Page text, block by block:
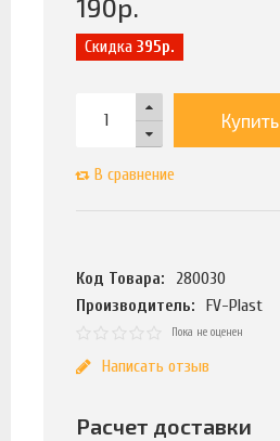
190р.
Скидка 395р.
Купить
В сравнение
Код Товара:
280030
Производитель:
FV-Plast
Пока не оценен
Написать отзыв
Расчет доставки